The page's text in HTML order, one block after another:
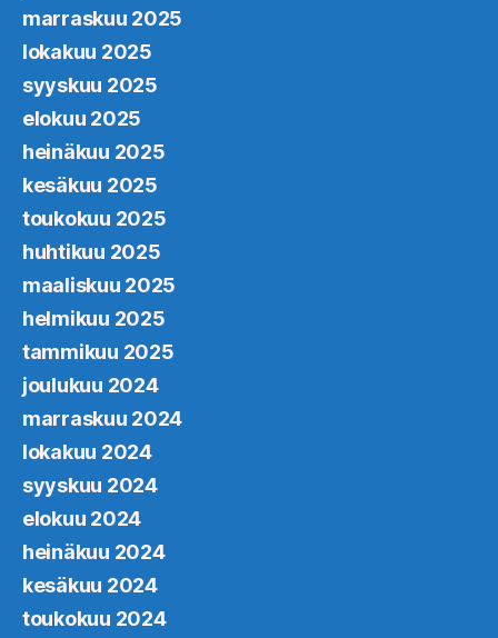
marraskuu 2025
lokakuu 2025
syyskuu 2025
elokuu 2025
heinäkuu 2025
kesäkuu 2025
toukokuu 2025
huhtikuu 2025
maaliskuu 2025
helmikuu 2025
tammikuu 2025
joulukuu 2024
marraskuu 2024
lokakuu 2024
syyskuu 2024
elokuu 2024
heinäkuu 2024
kesäkuu 2024
toukokuu 2024